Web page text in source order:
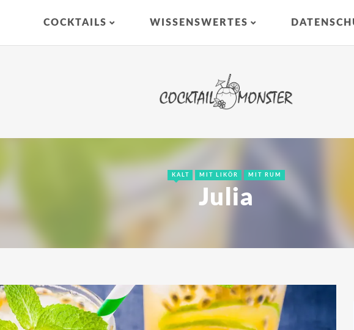
COCKTAILS WISSENSWERTES
KALT MIT LIKÖR MIT RUM
Julia